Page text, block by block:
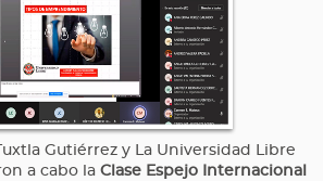
Gutiérrez y La Universidad Libre
a cabo la Clase Espejo Internacional